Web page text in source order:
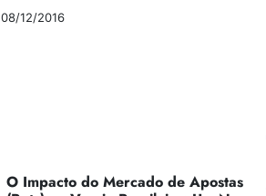
08/12/2016
O Impacto do Mercado de Apostas